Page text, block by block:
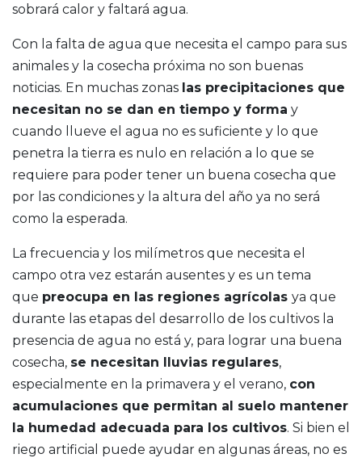
sobrará calor y faltará agua.
Con la falta de agua que necesita el campo para sus
animales y la cosecha próxima no son buenas
noticias. En muchas zonas las precipitaciones que
necesitan no se dan en tiempo y forma y
cuando llueve el agua no es suficiente y lo que
penetra la tierra es nulo en relación a lo que se
requiere para poder tener un buena cosecha que
por las condiciones y la altura del año ya no será
como la esperada.
La frecuencia y los milímetros que necesita el
campo otra vez estarán ausentes y es un tema
que preocupa en las regiones agrícolas ya que
durante las etapas del desarrollo de los cultivos la
presencia de agua no está y, para lograr una buena
cosecha, se necesitan lluvias regulares,
especialmente en la primavera y el verano, con
acumulaciones que permitan al suelo mantener
la humedad adecuada para los cultivos. Si bien el
riego artificial puede ayudar en algunas áreas, no es